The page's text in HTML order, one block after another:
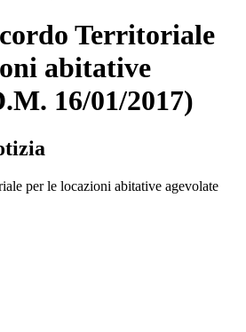
Territoriale
abitative
16/01/2017)
per le locazioni abitative agevolate